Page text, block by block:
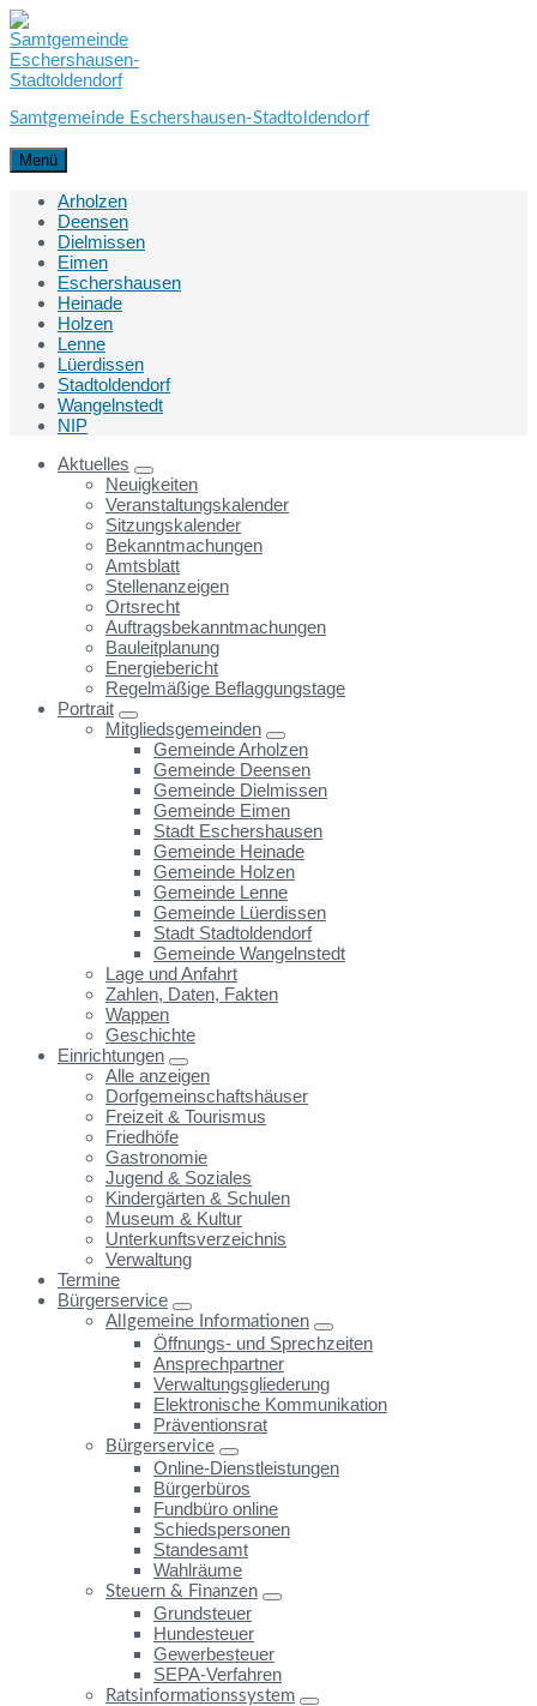
Skip
to
content
Skip
to
main
navigation
Skip
to
footer
Samtgemeinde Eschershausen-Stadtoldendorf
Menü
Arholzen
Deensen
Dielmissen
Eimen
Eschershausen
Heinade
Holzen
Lenne
Lüerdissen
Stadtoldendorf
Wangelnstedt
NIP
Aktuelles
Neuigkeiten
Veranstaltungskalender
Sitzungskalender
Bekanntmachungen
Amtsblatt
Stellenanzeigen
Ortsrecht
Auftragsbekanntmachungen
Bauleitplanung
Energiebericht
Regelmäßige Beflaggungstage
Portrait
Mitgliedsgemeinden
Gemeinde Arholzen
Gemeinde Deensen
Gemeinde Dielmissen
Gemeinde Eimen
Stadt Eschershausen
Gemeinde Heinade
Gemeinde Holzen
Gemeinde Lenne
Gemeinde Lüerdissen
Stadt Stadtoldendorf
Gemeinde Wangelnstedt
Lage und Anfahrt
Zahlen, Daten, Fakten
Wappen
Geschichte
Einrichtungen
Alle anzeigen
Dorfgemeinschaftshäuser
Freizeit & Tourismus
Friedhöfe
Gastronomie
Jugend & Soziales
Kindergärten & Schulen
Museum & Kultur
Unterkunftsverzeichnis
Verwaltung
Termine
Bürgerservice
Allgemeine Informationen
Öffnungs- und Sprechzeiten
Ansprechpartner
Verwaltungsgliederung
Elektronische Kommunikation
Präventionsrat
Bürgerservice
Online-Dienstleistungen
Bürgerbüros
Fundbüro online
Schiedspersonen
Standesamt
Wahlräume
Steuern & Finanzen
Grundsteuer
Hundesteuer
Gewerbesteuer
SEPA-Verfahren
Ratsinformationssystem